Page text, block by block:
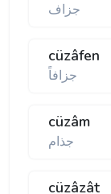
جزاف
cüzâfen
جزافاً
cüzâm
جذام
cüzâzât